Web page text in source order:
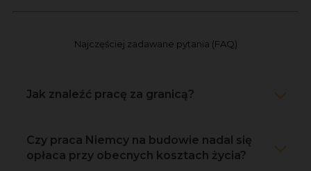
Najczęściej zadawane pytania (FAQ)
Jak znaleźć pracę za granicą?
Czy praca Niemcy na budowie nadal się
opłaca przy obecnych kosztach życia?